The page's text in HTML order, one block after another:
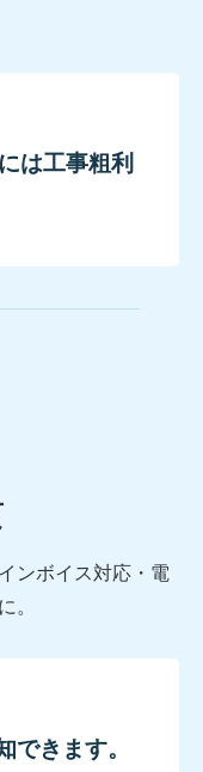
は工事粗利
ンボイス対応・電
。
できます。